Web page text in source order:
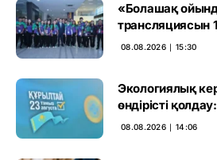
«Болашақ
трансляциясын
көрген
08.08.2026 ∣ 15:30
Экологиялық
өндірісті
өңірлерде
08.08.2026 ∣ 14:06